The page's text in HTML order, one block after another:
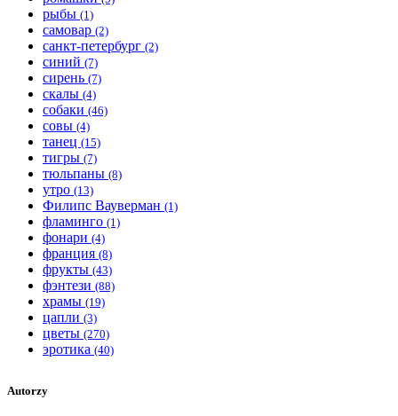
рыбы (1)
самовар (2)
санкт-петербург (2)
синий (7)
сирень (7)
скалы (4)
собаки (46)
совы (4)
танец (15)
тигры (7)
тюльпаны (8)
утро (13)
Филипс Вауверман (1)
фламинго (1)
фонари (4)
франция (8)
фрукты (43)
фэнтези (88)
храмы (19)
цапли (3)
цветы (270)
эротика (40)
Autorzy